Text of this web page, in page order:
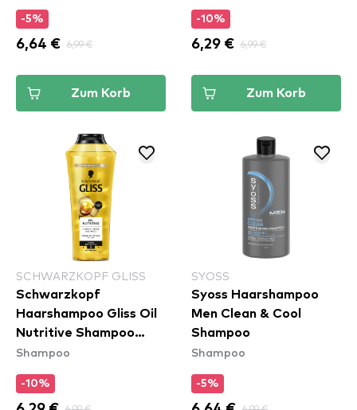
-5%
6,64 € 6,99 €
Zum Korb
-10%
6,29 € 6,99 €
Zum Korb
SCHWARZKOPF GLISS
Schwarzkopf
Haarshampoo Gliss Oil
Nutritive Shampoo
(400ml)
Shampoo
-10%
SYOSS
Syoss Haarshampoo
Men Clean & Cool
Shampoo
Shampoo
-5%